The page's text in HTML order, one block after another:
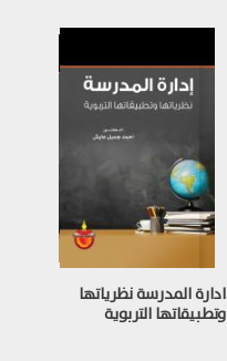
ادارة المدرسة نظرياتها
وتطبيقاتها التربوية